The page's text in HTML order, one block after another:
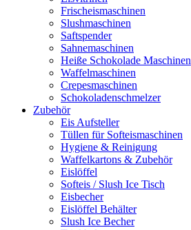
Frischeismaschinen
Slushmaschinen
Saftspender
Sahnemaschinen
Heiße Schokolade Maschinen
Waffelmaschinen
Crepesmaschinen
Schokoladenschmelzer
Zubehör
Eis Aufsteller
Tüllen für Softeismaschinen
Hygiene & Reinigung
Waffelkartons & Zubehör
Eislöffel
Softeis / Slush Ice Tisch
Eisbecher
Eislöffel Behälter
Slush Ice Becher